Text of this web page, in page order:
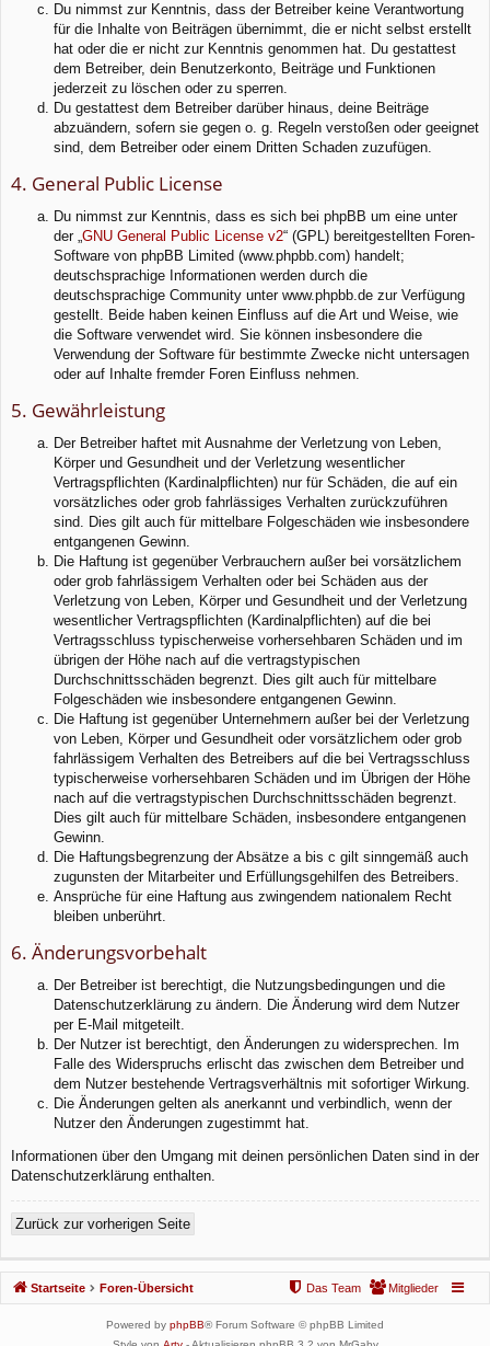
Du nimmst zur Kenntnis, dass der Betreiber keine Verantwortung
für die Inhalte von Beiträgen übernimmt, die er nicht selbst erstellt
hat oder die er nicht zur Kenntnis genommen hat. Du gestattest
dem Betreiber, dein Benutzerkonto, Beiträge und Funktionen
jederzeit zu löschen oder zu sperren.
Du gestattest dem Betreiber darüber hinaus, deine Beiträge
abzuändern, sofern sie gegen o. g. Regeln verstoßen oder geeignet
sind, dem Betreiber oder einem Dritten Schaden zuzufügen.
4. General Public License
Du nimmst zur Kenntnis, dass es sich bei phpBB um eine unter
der „GNU General Public License v2“ (GPL) bereitgestellten Foren-
Software von phpBB Limited (www.phpbb.com) handelt;
deutschsprachige Informationen werden durch die
deutschsprachige Community unter www.phpbb.de zur Verfügung
gestellt. Beide haben keinen Einfluss auf die Art und Weise, wie
die Software verwendet wird. Sie können insbesondere die
Verwendung der Software für bestimmte Zwecke nicht untersagen
oder auf Inhalte fremder Foren Einfluss nehmen.
5. Gewährleistung
Der Betreiber haftet mit Ausnahme der Verletzung von Leben,
Körper und Gesundheit und der Verletzung wesentlicher
Vertragspflichten (Kardinalpflichten) nur für Schäden, die auf ein
vorsätzliches oder grob fahrlässiges Verhalten zurückzuführen
sind. Dies gilt auch für mittelbare Folgeschäden wie insbesondere
entgangenen Gewinn.
Die Haftung ist gegenüber Verbrauchern außer bei vorsätzlichem
oder grob fahrlässigem Verhalten oder bei Schäden aus der
Verletzung von Leben, Körper und Gesundheit und der Verletzung
wesentlicher Vertragspflichten (Kardinalpflichten) auf die bei
Vertragsschluss typischerweise vorhersehbaren Schäden und im
übrigen der Höhe nach auf die vertragstypischen
Durchschnittsschäden begrenzt. Dies gilt auch für mittelbare
Folgeschäden wie insbesondere entgangenen Gewinn.
Die Haftung ist gegenüber Unternehmern außer bei der Verletzung
von Leben, Körper und Gesundheit oder vorsätzlichem oder grob
fahrlässigem Verhalten des Betreibers auf die bei Vertragsschluss
typischerweise vorhersehbaren Schäden und im Übrigen der Höhe
nach auf die vertragstypischen Durchschnittsschäden begrenzt.
Dies gilt auch für mittelbare Schäden, insbesondere entgangenen
Gewinn.
Die Haftungsbegrenzung der Absätze a bis c gilt sinngemäß auch
zugunsten der Mitarbeiter und Erfüllungsgehilfen des Betreibers.
Ansprüche für eine Haftung aus zwingendem nationalem Recht
bleiben unberührt.
6. Änderungsvorbehalt
Der Betreiber ist berechtigt, die Nutzungsbedingungen und die
Datenschutzerklärung zu ändern. Die Änderung wird dem Nutzer
per E-Mail mitgeteilt.
Der Nutzer ist berechtigt, den Änderungen zu widersprechen. Im
Falle des Widerspruchs erlischt das zwischen dem Betreiber und
dem Nutzer bestehende Vertragsverhältnis mit sofortiger Wirkung.
Die Änderungen gelten als anerkannt und verbindlich, wenn der
Nutzer den Änderungen zugestimmt hat.
Informationen über den Umgang mit deinen persönlichen Daten sind in der
Datenschutzerklärung enthalten.
Zurück zur vorherigen Seite
Startseite Foren-Übersicht Mitglieder
Das Team
Powered by phpBB® Forum Software © phpBB Limited